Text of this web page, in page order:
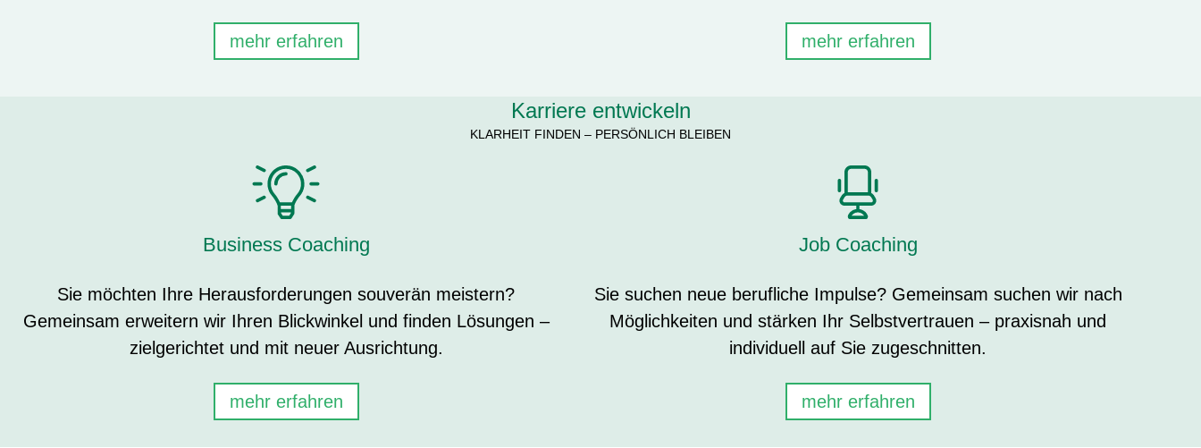
mehr erfahren mehr erfahren
Karriere entwickeln
KLARHEIT FINDEN – PERSÖNLICH BLEIBEN
Business Coaching
Sie möchten Ihre Herausforderungen souverän meistern?
Gemeinsam erweitern wir Ihren Blickwinkel und finden Lösungen –
zielgerichtet und mit neuer Ausrichtung.
mehr erfahren
Job Coaching
Sie suchen neue berufliche Impulse? Gemeinsam suchen wir nach
Möglichkeiten und stärken Ihr Selbstvertrauen – praxisnah und
individuell auf Sie zugeschnitten.
mehr erfahren